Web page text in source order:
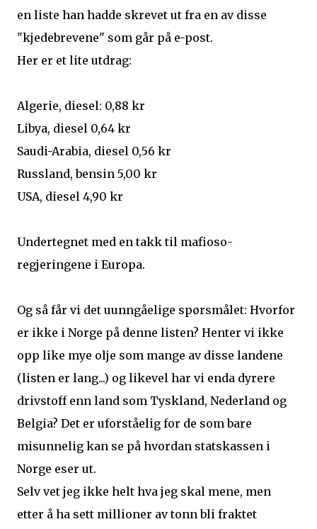
en liste han hadde skrevet ut fra en av disse
"kjedebrevene" som går på e-post.
Her er et lite utdrag:
Algerie, diesel: 0,88 kr
Libya, diesel 0,64 kr
Saudi-Arabia, diesel 0,56 kr
Russland, bensin 5,00 kr
USA, diesel 4,90 kr
Undertegnet med en takk til mafioso-
regjeringene i Europa.
Og så får vi det uunngåelige spørsmålet: Hvorfor
er ikke i Norge på denne listen? Henter vi ikke
opp like mye olje som mange av disse landene
(listen er lang...) og likevel har vi enda dyrere
drivstoff enn land som Tyskland, Nederland og
Belgia? Det er uforståelig for de som bare
misunnelig kan se på hvordan statskassen i
Norge eser ut.
Selv vet jeg ikke helt hva jeg skal mene, men
etter å ha sett millioner av tonn bli fraktet